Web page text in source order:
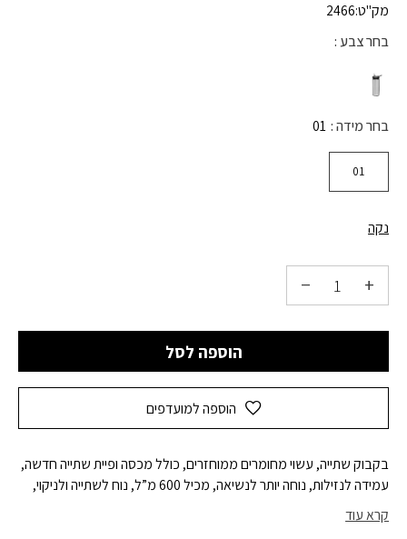
מק"ט:2466
בחר צבע
בחר מידה 01
01
נקה
הוספה לסל
הוספה למועדפים
בקבוק שתייה, עשוי מחומרים ממוחזרים, כולל מכסה ופיית שתייה חדשה,
עמידה לנזילות, נוחה יותר לנשיאה, מכיל 600 מ”ל, נוח לשתייה ולניקוי,
קרא עוד